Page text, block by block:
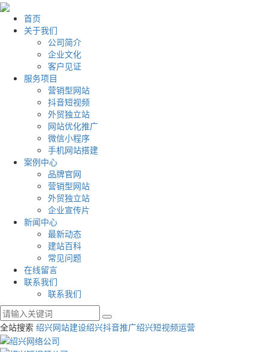
首页
关于我们
公司简介
企业文化
客户见证
服务项目
营销型网站
抖音短视频
外贸独立站
网站优化推广
微信小程序
手机网站搭建
案例中心
品牌官网
营销型网站
外贸独立站
企业宣传片
新闻中心
最新动态
建站百科
常见问题
在线留言
联系我们
联系我们
全站搜索 绍兴网站建设绍兴抖音推广绍兴短视频运营